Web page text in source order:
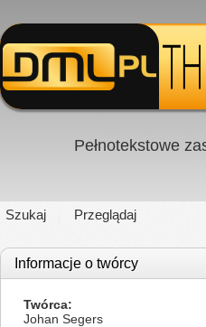
Pełnotekstowe
Szukaj Przeglądaj
Informacje o twórcy
Twórca
Johan Segers